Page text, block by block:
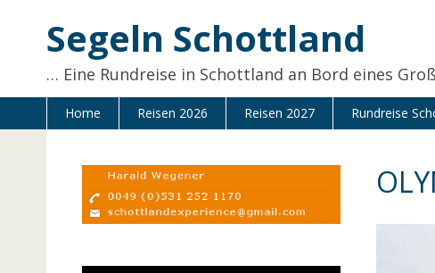
springenSegeln Schottland
… Eine Rundreise in Schottland an Bord eines
Home Reisen 2026 Reisen 2027 Rundreise